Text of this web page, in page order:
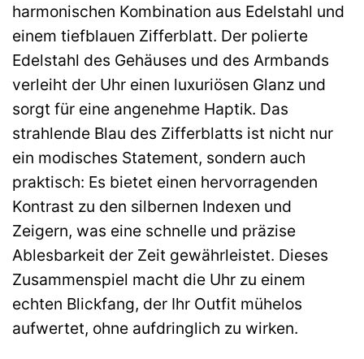
harmonischen Kombination aus Edelstahl und
einem tiefblauen Zifferblatt. Der polierte
Edelstahl des Gehäuses und des Armbands
verleiht der Uhr einen luxuriösen Glanz und
sorgt für eine angenehme Haptik. Das
strahlende Blau des Zifferblatts ist nicht nur
ein modisches Statement, sondern auch
praktisch: Es bietet einen hervorragenden
Kontrast zu den silbernen Indexen und
Zeigern, was eine schnelle und präzise
Ablesbarkeit der Zeit gewährleistet. Dieses
Zusammenspiel macht die Uhr zu einem
echten Blickfang, der Ihr Outfit mühelos
aufwertet, ohne aufdringlich zu wirken.